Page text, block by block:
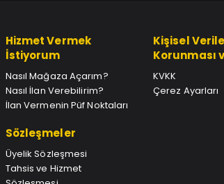
Hizmet Vermek
İstiyorum
Nasıl Mağaza Açarım?
Nasıl İlan Verebilirim?
İlan Vermenin Püf Noktaları
Sözleşmeler
Üyelik Sözleşmesi
Tahsis ve Hizmet
Kişisel
Korunması
KVKK
Çerez Ayarları